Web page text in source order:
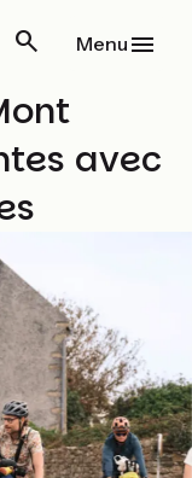
Menu
avec